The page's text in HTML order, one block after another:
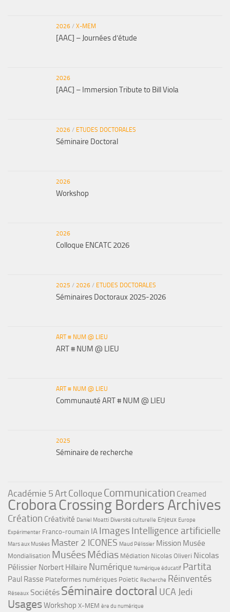
2026 / X-MEM
[AAC] – Journées d’étude
2026
[AAC] – Immersion Tribute to Bill Viola
2026 / ETUDES DOCTORALES
Séminaire Doctoral
2026
Workshop
2026
Colloque ENCATC 2026
2025 / 2026 / ETUDES DOCTORALES
Séminaires Doctoraux 2025-2026
ART # NUM @ LIEU
ART # NUM @ LIEU
ART # NUM @ LIEU
Communauté ART # NUM @ LIEU
2025
Séminaire de recherche
Académie 5ArtColloqueCommunication Creamed
CroboraCrossing Borders Archives
Création Créativité Daniel Moatti Diversité culturelle Enjeux Europe
Expérimenter Franco-roumain IA Images Intelligence artificielle
Mars aux Musées Master 2 ICONES Maud Pélissier Mission Musée
Mondialisation MuséesMédias Médiation Nicolas Oliveri Nicolas
Pélissier Norbert Hillaire Numérique Numérique éducatif Partita
Paul Rasse Plateformes numériques Poïetic Recherche Réinventés
Réseaux Sociétés Séminaire doctoral UCA Jedi
UsagesWorkshop X-MEM ère du numérique